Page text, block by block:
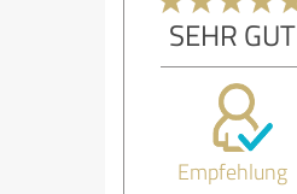
SEHR GUT
Empfehlung